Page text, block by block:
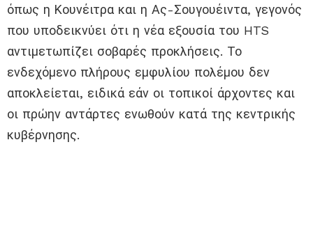
όπως η Κουνέιτρα και η Ας-Σουγουέιντα, γεγονός
που υποδεικνύει ότι η νέα εξουσία του HTS
αντιμετωπίζει σοβαρές προκλήσεις. Το
ενδεχόμενο πλήρους εμφυλίου πολέμου δεν
αποκλείεται, ειδικά εάν οι τοπικοί άρχοντες και
οι πρώην αντάρτες ενωθούν κατά της κεντρικής
κυβέρνησης.